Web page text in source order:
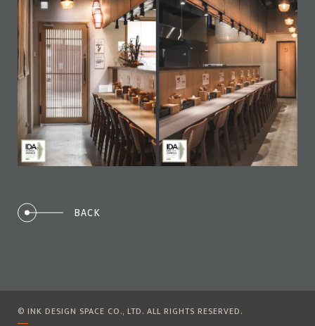
BACK
© INK DESIGN SPACE CO., LTD. ALL RIGHTS RESERVED.